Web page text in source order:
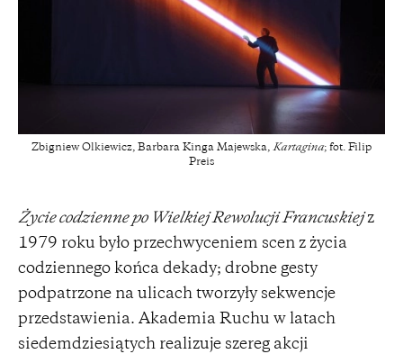
Zbigniew Olkiewicz, Barbara Kinga Majewska, Kartagina; fot. Filip
Preis
Życie codzienne po Wielkiej Rewolucji Francuskiejz
1979 roku było przechwyceniem scen z życia
codziennego końca dekady; drobne gesty
podpatrzone na ulicach tworzyły sekwencje
przedstawienia. Akademia Ruchu w latach
siedemdziesiątych realizuje szereg akcji